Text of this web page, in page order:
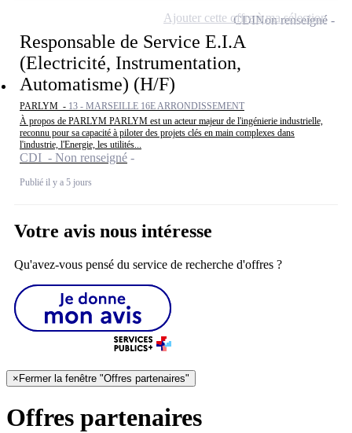
Responsable de Service E.I.A
(Electricité, Instrumentation,
Automatisme) (H/F)
PARLYM - 13 - MARSEILLE 16E ARRONDISSEMENT
À propos de PARLYM PARLYM est un acteur majeur de l'ingénierie industrielle,
reconnu pour sa capacité à piloter des projets clés en main complexes dans
l'industrie, l'Energie, les utilités...
CDI - Non renseigné
Publié il y a 5 jours
CDINon renseigné
Ajouter cette offre à ma sélection
Votre avis nous intéresse
Qu'avez-vous pensé du service de recherche d'offres ?
× Fermer la fenêtre "Offres partenaires"
Offres partenaires